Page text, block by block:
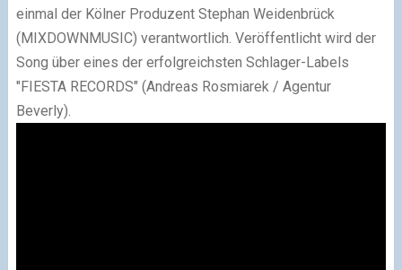
einmal der Kölner Produzent Stephan Weidenbrück
(MIXDOWNMUSIC) verantwortlich. Veröffentlicht wird der
Song über eines der erfolgreichsten Schlager-Labels
"FIESTA RECORDS" (Andreas Rosmiarek / Agentur
Beverly).